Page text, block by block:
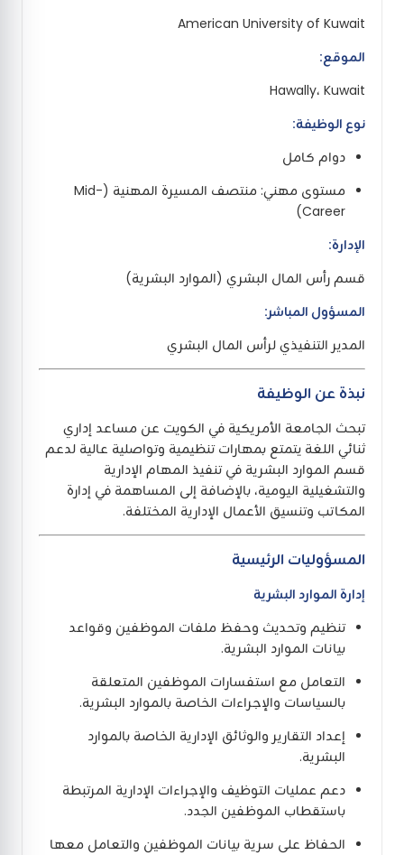
American University of Kuwait
الموقع:
Hawally، Kuwait
نوع الوظيفة:
دوام كامل
مستوى مهني: منتصف المسيرة المهنية (Mid-
Career)
الإدارة:
قسم رأس المال البشري (الموارد البشرية)
المسؤول المباشر:
المدير التنفيذي لرأس المال البشري
نبذة عن الوظيفة
تبحث الجامعة الأمريكية في الكويت عن مساعد إداري
ثنائي اللغة يتمتع بمهارات تنظيمية وتواصلية عالية لدعم
قسم الموارد البشرية في تنفيذ المهام الإدارية
والتشغيلية اليومية، بالإضافة إلى المساهمة في إدارة
المكاتب وتنسيق الأعمال الإدارية المختلفة.
المسؤوليات الرئيسية
إدارة الموارد البشرية
تنظيم وتحديث وحفظ ملفات الموظفين وقواعد
بيانات الموارد البشرية.
التعامل مع استفسارات الموظفين المتعلقة
بالسياسات والإجراءات الخاصة بالموارد البشرية.
إعداد التقارير والوثائق الإدارية الخاصة بالموارد
البشرية.
دعم عمليات التوظيف والإجراءات الإدارية المرتبطة
باستقطاب الموظفين الجدد.
الحفاظ على سرية بيانات الموظفين والتعامل معها